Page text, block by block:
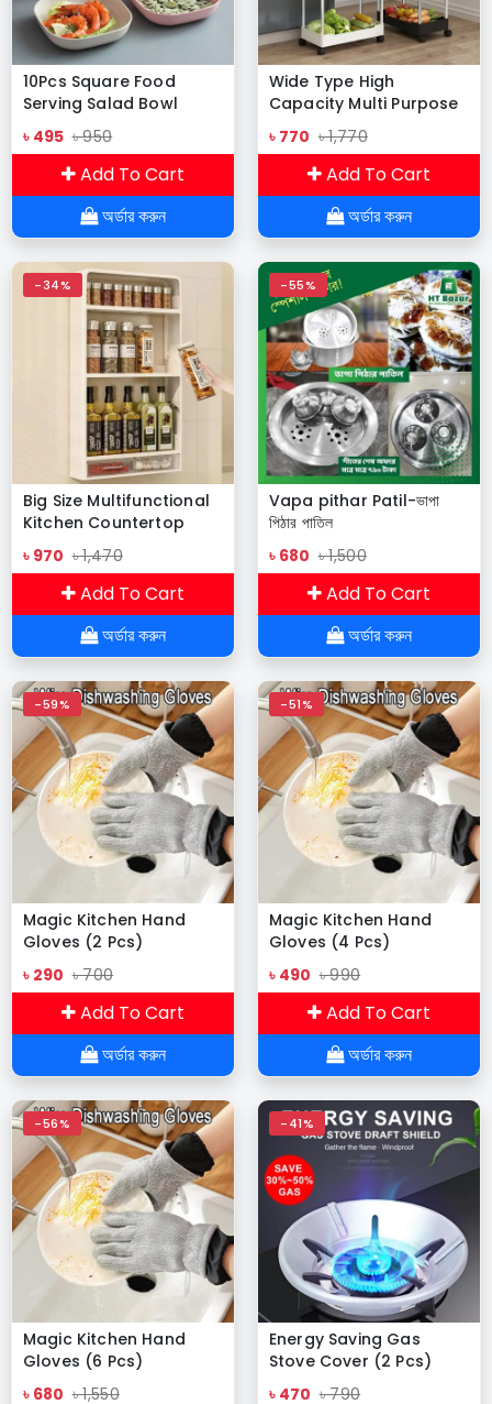
10Pcs Square Food
Serving Salad Bowl
৳ 495 ৳ 950
Add To Cart
অর্ডার করুন
Wide Type High
Capacity Multi Purpose
Trolly Rack
Multifunctional Movable
Storage Cart
৳ 770 ৳ 1,770
Add To Cart
অর্ডার করুন
-34%
Big Size Multifunctional
Kitchen Countertop
Bottle Storage Rack
Bathroom Toiletries
Storage shelf
Cosmetics Organizer
৳ 970 ৳ 1,470
Add To Cart
অর্ডার করুন
-55%
Vapa pithar Patil-ভাপা
পিঠার পাতিল
৳ 680 ৳ 1,500
Add To Cart
অর্ডার করুন
-59%
Magic Kitchen Hand
Gloves (2 Pcs)
৳ 290 ৳ 700
Add To Cart
অর্ডার করুন
-51%
Magic Kitchen Hand
Gloves (4 Pcs)
৳ 490 ৳ 990
Add To Cart
অর্ডার করুন
-56%
Magic Kitchen Hand
Gloves (6 Pcs)
৳ 680 ৳ 1,550
-41%
Energy Saving Gas
Stove Cover (2 Pcs)
৳ 470 ৳ 790